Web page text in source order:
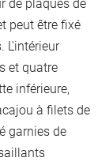
de plaques de
peut être fixé
L'intérieur
et quatre
inférieure,
à filets de
garnies de